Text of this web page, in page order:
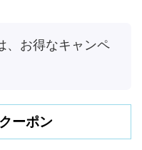
、お得なキャンペ
ーポン